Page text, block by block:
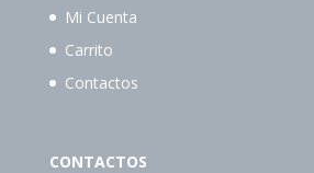
Mi Cuenta
Carrito
Contactos
CONTACTOS